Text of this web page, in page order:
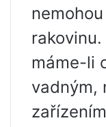
máme-li
vadným,